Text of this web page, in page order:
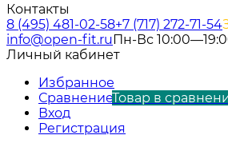
Контакты
8 (495) 481-02-58+7 (717) 272-71-54
info@open-fit.ruПн-Вс
Личный кабинет
Избранное
СравнениеТовар в
Вход
Регистрация